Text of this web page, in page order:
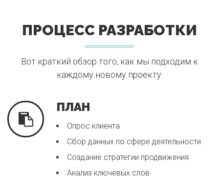
ПРОЦЕСС РАЗРАБОТКИ
Вот краткий обзор того, как мы подходим к
каждому новому проекту.
ПЛАН
Опрос клиента
Сбор данных по сфере деятельности
Создание стратегии продвижения
Анализ ключевых слов